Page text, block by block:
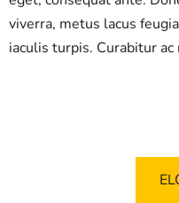
viverra, metus lacus
iaculis turpis. Curabitur